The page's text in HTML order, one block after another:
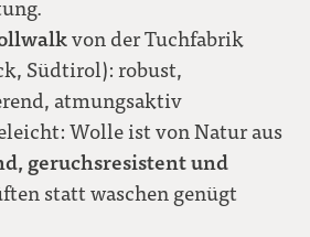
von der Tuchfabrik
Südtirol): robust,
atmungsaktiv
Wolle ist von Natur aus
geruchsresistent und
statt waschen genügt